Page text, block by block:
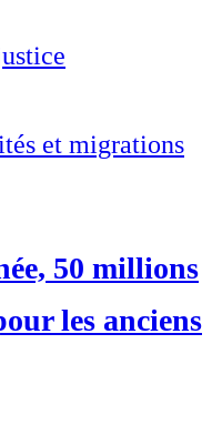
et migrations
50 millions
les anciens